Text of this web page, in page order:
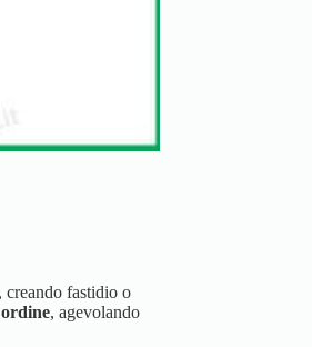
, creando fastidio o
, agevolando